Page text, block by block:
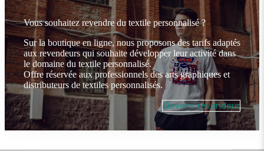
Vous souhaitez revendre du textile personnalisé ?
Sur la boutique en ligne, nous proposons des tarifs adaptés
aux revendeurs qui souhaite développer leur activité dans
le domaine du textile personnalisé.
Offre réservée aux professionnels des arts graphiques et
distributeurs de textiles personnalisés.
Devenir revendeur